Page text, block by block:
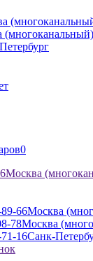
(многоканальный)
0
Москва
66Москва
78Москва
16Санк-